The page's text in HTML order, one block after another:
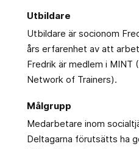
Utbildare
Utbildare är socionom
års erfarenhet av att
Fredrik är medlem i MINT
Network of Trainers).
Målgrupp
Medarbetare inom
Deltagarna förutsätts ha